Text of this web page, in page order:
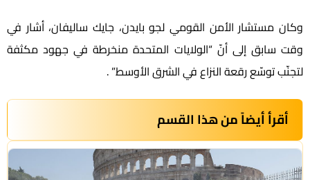
وكان مستشار الأمن القومي لجو بايدن، جايك ساليفان، أشار في
وقت سابق إلى أنّ “الولايات المتحدة منخرطة في جهود مكثفة
لتجنّب توسّع رقعة النزاع في الشرق الأوسط” .
أقرأ أيضاً من هذا القسم